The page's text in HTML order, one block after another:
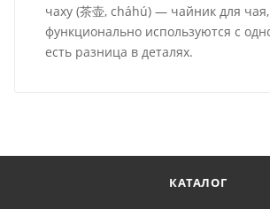
чаху (茶壶, cháhú) — чайник для чая,
функционально используются с
есть разница в деталях.
КАТАЛОГ